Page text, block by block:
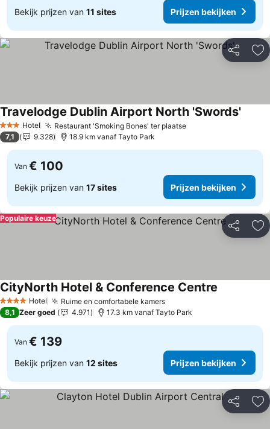
Bekijk prijzen van 11 sites Prijzen bekijken
Delen
3 SterrenHotel Restaurant 'Smoking Bones' ter plaatse
Travelodge Dublin Airport North 'Swords'
7,1 9.328 18.9 km vanaf Tayto Park
Van € 100
Bekijk prijzen van 17 sites Prijzen bekijken
Delen
Populaire keuze
4 SterrenHotel Ruime en comfortabele kamers
CityNorth Hotel & Conference Centre
8,1 Zeer goed 4.971 17.3 km vanaf Tayto Park
Van € 139
Bekijk prijzen van 12 sites Prijzen bekijken
Delen